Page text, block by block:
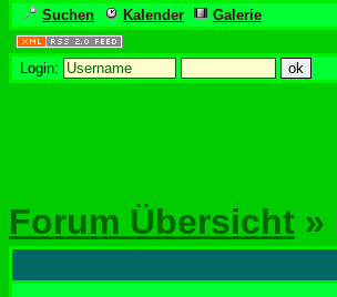
Suchen Kalender
Galerie
Login:
Forum Übersicht »